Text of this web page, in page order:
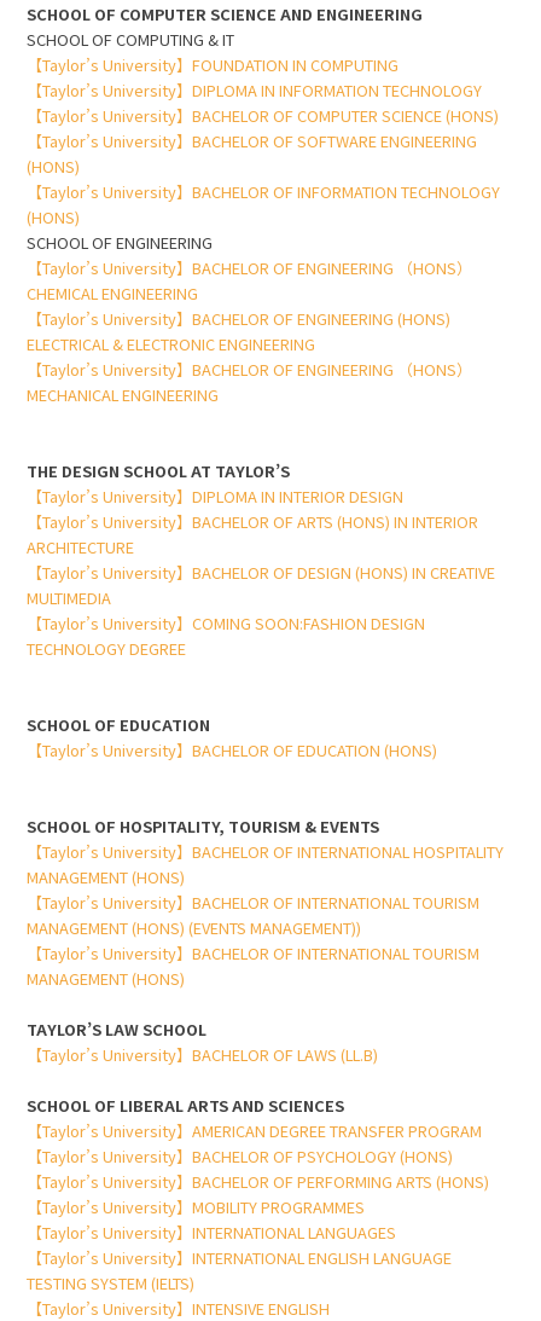
SCHOOL OF COMPUTER SCIENCE AND ENGINEERING
SCHOOL OF COMPUTING & IT
【Taylor’s University】FOUNDATION IN COMPUTING
【Taylor’s University】DIPLOMA IN INFORMATION TECHNOLOGY
【Taylor’s University】BACHELOR OF COMPUTER SCIENCE (HONS)
【Taylor’s University】BACHELOR OF SOFTWARE ENGINEERING
(HONS)
【Taylor’s University】BACHELOR OF INFORMATION TECHNOLOGY
(HONS)
SCHOOL OF ENGINEERING
【Taylor’s University】BACHELOR OF ENGINEERING （HONS）
CHEMICAL ENGINEERING
【Taylor’s University】BACHELOR OF ENGINEERING (HONS)
ELECTRICAL & ELECTRONIC ENGINEERING
【Taylor’s University】BACHELOR OF ENGINEERING （HONS）
MECHANICAL ENGINEERING
THE DESIGN SCHOOL AT TAYLOR’S
【Taylor’s University】DIPLOMA IN INTERIOR DESIGN
【Taylor’s University】BACHELOR OF ARTS (HONS) IN INTERIOR
ARCHITECTURE
【Taylor’s University】BACHELOR OF DESIGN (HONS) IN CREATIVE
MULTIMEDIA
【Taylor’s University】COMING SOON:FASHION DESIGN
TECHNOLOGY DEGREE
SCHOOL OF EDUCATION
【Taylor’s University】BACHELOR OF EDUCATION (HONS)
SCHOOL OF HOSPITALITY, TOURISM & EVENTS
【Taylor’s University】BACHELOR OF INTERNATIONAL HOSPITALITY
MANAGEMENT (HONS)
【Taylor’s University】BACHELOR OF INTERNATIONAL TOURISM
MANAGEMENT (HONS) (EVENTS MANAGEMENT))
【Taylor’s University】BACHELOR OF INTERNATIONAL TOURISM
MANAGEMENT (HONS)
TAYLOR’S LAW SCHOOL
【Taylor’s University】BACHELOR OF LAWS (LL.B)
SCHOOL OF LIBERAL ARTS AND SCIENCES
【Taylor’s University】AMERICAN DEGREE TRANSFER PROGRAM
【Taylor’s University】BACHELOR OF PSYCHOLOGY (HONS)
【Taylor’s University】BACHELOR OF PERFORMING ARTS (HONS)
【Taylor’s University】MOBILITY PROGRAMMES
【Taylor’s University】INTERNATIONAL LANGUAGES
【Taylor’s University】INTERNATIONAL ENGLISH LANGUAGE
TESTING SYSTEM (IELTS)
【Taylor’s University】INTENSIVE ENGLISH